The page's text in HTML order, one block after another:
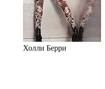
Холли Берри